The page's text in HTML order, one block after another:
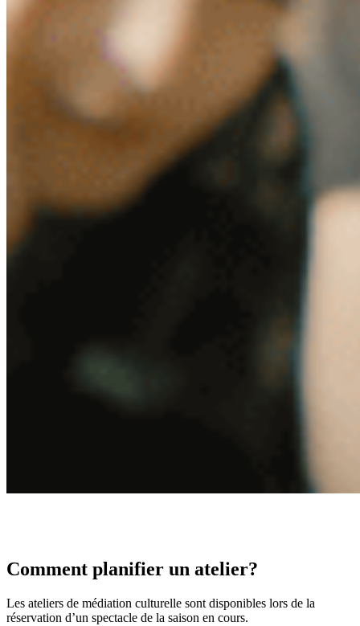
Comment planifier un atelier?
Les ateliers de médiation culturelle sont disponibles lors de la
réservation d’un spectacle de la saison en cours.